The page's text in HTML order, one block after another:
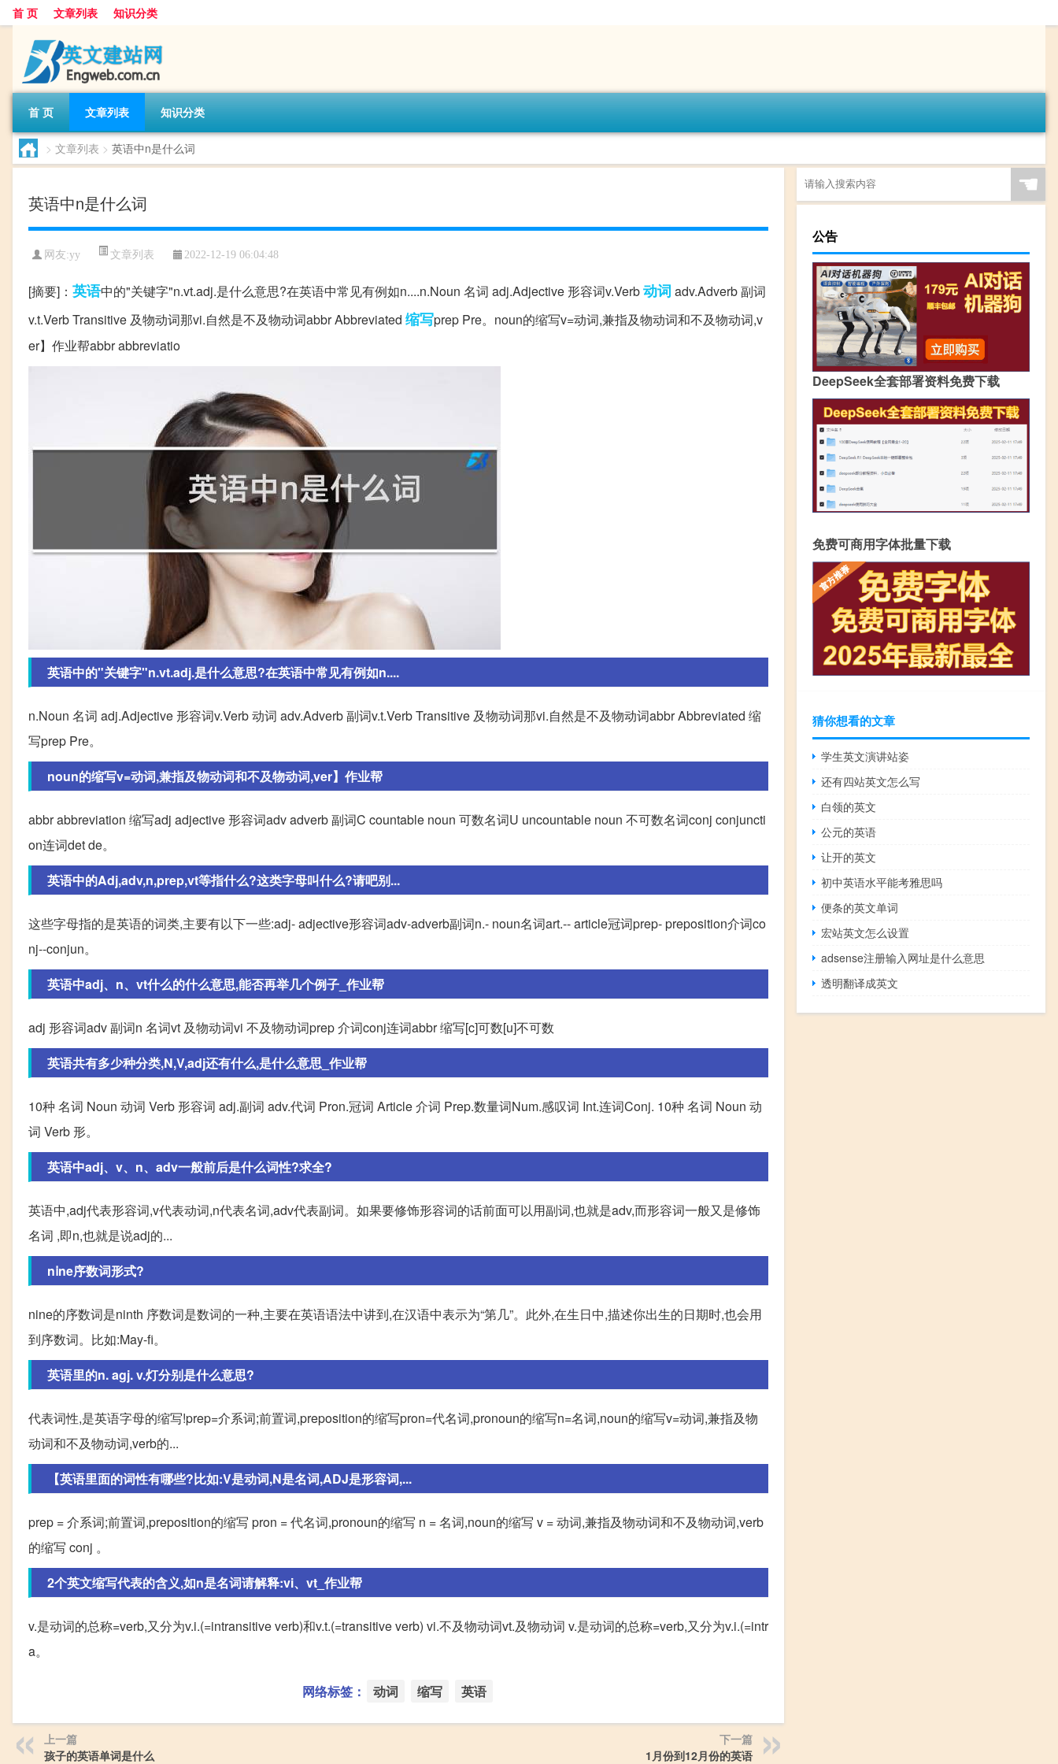
首 页 文章列表 知识分类
首 页 文章列表 知识分类
> 文章列表 > 英语中n是什么词
英语中n是什么词
网友:yy 文章列表 2022-12-19 06:04:48
[摘要]： 英语中的"关键字"n.vt.adj.是什么意思?在英语中常见有例如n....n.Noun 名词 adj.Adjective 形容词v.Verb动词 adv.Adverb 副词
v.t.Verb Transitive 及物动词那vi.自然是不及物动词abbr Abbreviated 缩写prep Pre。noun的缩写v=动词,兼指及物动词和不及物动词,v
er】作业帮abbr abbreviatio
英语中的"关键字"n.vt.adj.是什么意思?在英语中常见有例如n....
n.Noun 名词 adj.Adjective 形容词v.Verb 动词 adv.Adverb 副词v.t.Verb Transitive 及物动词那vi.自然是不及物动词abbr Abbreviated 缩
写prep Pre。
noun的缩写v=动词,兼指及物动词和不及物动词,ver】作业帮
abbr abbreviation 缩写adj adjective 形容词adv adverb 副词C countable noun 可数名词U uncountable noun 不可数名词conj conjuncti
on连词det de。
英语中的Adj,adv,n,prep,vt等指什么?这类字母叫什么?请吧别...
这些字母指的是英语的词类,主要有以下一些:adj- adjective形容词adv-adverb副词n.- noun名词art.-- article冠词prep- preposition介词co
nj--conjun。
英语中adj、n、vt什么的什么意思,能否再举几个例子_作业帮
adj 形容词adv 副词n 名词vt 及物动词vi 不及物动词prep 介词conj连词abbr 缩写[c]可数[u]不可数
英语共有多少种分类,N,V,adj还有什么,是什么意思_作业帮
10种 名词 Noun 动词 Verb 形容词 adj.副词 adv.代词 Pron.冠词 Article 介词 Prep.数量词Num.感叹词 Int.连词Conj. 10种 名词 Noun 动
词 Verb 形。
英语中adj、v、n、adv一般前后是什么词性?求全?
英语中,adj代表形容词,v代表动词,n代表名词,adv代表副词。如果要修饰形容词的话前面可以用副词,也就是adv,而形容词一般又是修饰
名词 ,即n,也就是说adj的...
nⅰne序数词形式?
nine的序数词是ninth 序数词是数词的一种,主要在英语语法中讲到,在汉语中表示为“第几”。此外,在生日中,描述你出生的日期时,也会用
到序数词。比如:May-fi。
英语里的n. agj. v.灯分别是什么意思?
代表词性,是英语字母的缩写!prep=介系词;前置词,preposition的缩写pron=代名词,pronoun的缩写n=名词,noun的缩写v=动词,兼指及物
动词和不及物动词,verb的...
【英语里面的词性有哪些?比如:V是动词,N是名词,ADJ是形容词,...
prep = 介系词;前置词,preposition的缩写 pron = 代名词,pronoun的缩写 n = 名词,noun的缩写 v = 动词,兼指及物动词和不及物动词,verb
的缩写 conj 。
2个英文缩写代表的含义,如n是名词请解释:vi、vt_作业帮
v.是动词的总称=verb,又分为v.i.(=intransitive verb)和v.t.(=transitive verb) vi.不及物动词vt.及物动词 v.是动词的总称=verb,又分为v.i.(=intr
a。
网络标签： 动词 缩写 英语
上一篇
孩子的英语单词是什么
下一篇
1月份到12月份的英语
☚
公告
DeepSeek全套部署资料免费下载
免费可商用字体批量下载
猜你想看的文章
学生英文演讲站姿
还有四站英文怎么写
白领的英文
公元的英语
让开的英文
初中英语水平能考雅思吗
便条的英文单词
宏站英文怎么设置
adsense注册输入网址是什么意思
透明翻译成英文